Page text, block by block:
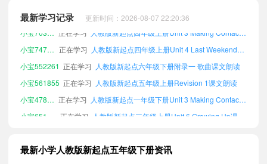
最新学习记录 更新时间：2026-08-07 22:20:36
小宝703483 正在学习
最新小学人教版新起点五年级下册资讯